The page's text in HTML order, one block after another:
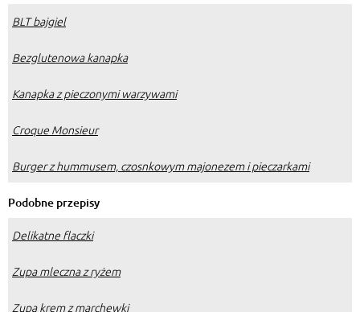
BLT bajgiel
Bezglutenowa kanapka
Kanapka z pieczonymi warzywami
Croque Monsieur
Burger z hummusem, czosnkowym majonezem i pieczarkami
Podobne przepisy
Delikatne flaczki
Zupa mleczna z ryżem
Zupa krem z marchewki